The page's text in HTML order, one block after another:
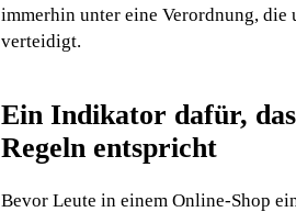
immerhin unter eine Verordnung, die
verteidigt.
Ein Indikator dafür,
Regeln entspricht
Bevor Leute in einem Online-Shop